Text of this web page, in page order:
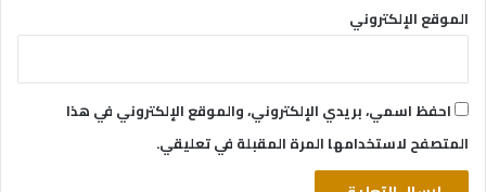
الموقع الإلكتروني
احفظ اسمي، بريدي الإلكتروني، والموقع الإلكتروني في هذا
المتصفح لاستخدامها المرة المقبلة في تعليقي.